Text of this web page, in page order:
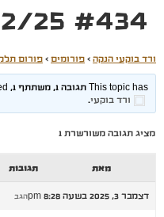
#434 03/12/25
ורד בוקעי הנקה › פורומים › פורום
This topic has תגובה 1, משתתף 1, and was last updated
ורד בוקעי.
מציג תגובה משורשרת 1
מאת תגובות
דצמבר 3, 2025 בשעה 8:28 pm הגב